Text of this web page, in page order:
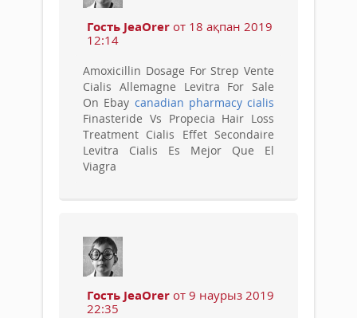
Гость JeaOrer от 18 ақпан 2019
12:14
Amoxicillin Dosage For Strep Vente
Cialis Allemagne Levitra For Sale
On Ebay canadian pharmacy cialis
Finasteride Vs Propecia Hair Loss
Treatment Cialis Effet Secondaire
Levitra Cialis Es Mejor Que El
Viagra
Гость JeaOrer от 9 наурыз 2019
22:35